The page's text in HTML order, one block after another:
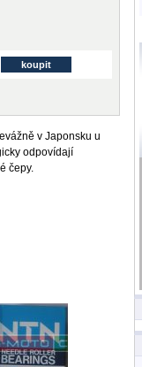
v Japonsku u
odpovídají
čepy.